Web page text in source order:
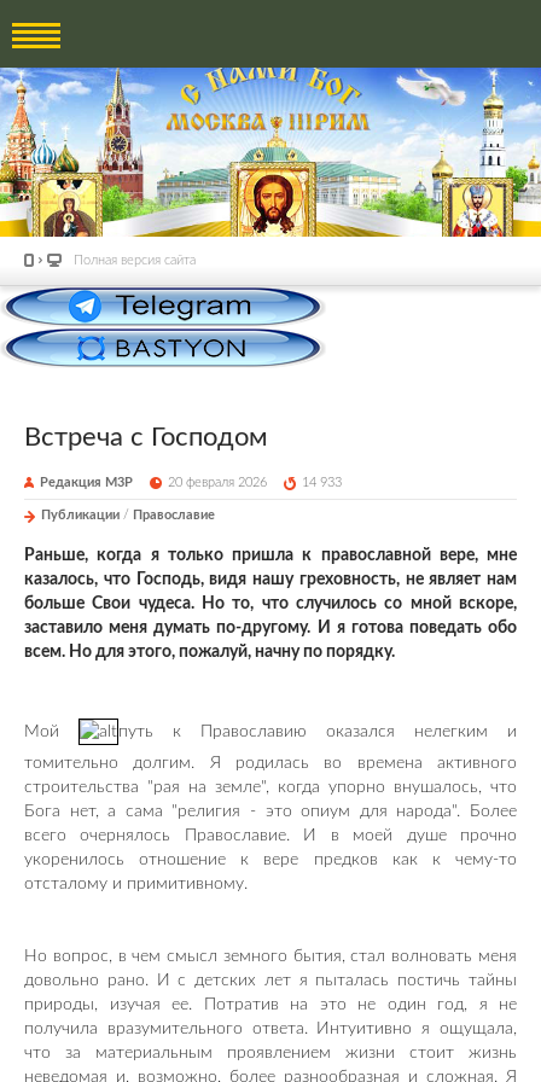
Полная версия сайта
Встреча с Господом
Редакция М3Р 20 февраля 2026 14 933
Публикации / Православие
Раньше, когда я только пришла к православной вере, мне
казалось, что Господь, видя нашу греховность, не являет нам
больше Свои чудеса. Но то, что случилось со мной вскоре,
заставило меня думать по-другому. И я готова поведать обо
всем. Но для этого, пожалуй, начну по порядку.
Мой
путь к Православию оказался нелегким и
томительно долгим. Я родилась во времена активного
строительства "рая на земле", когда упорно внушалось, что
Бога нет, а сама "религия - это опиум для народа". Более
всего очернялось Православие. И в моей душе прочно
укоренилось отношение к вере предков как к чему-то
отсталому и примитивному.
Но вопрос, в чем смысл земного бытия, стал волновать меня
довольно рано. И с детских лет я пыталась постичь тайны
природы, изучая ее. Потратив на это не один год, я не
получила вразумительного ответа. Интуитивно я ощущала,
что за материальным проявлением жизни стоит жизнь
неведомая и, возможно, более разнообразная и сложная. Я